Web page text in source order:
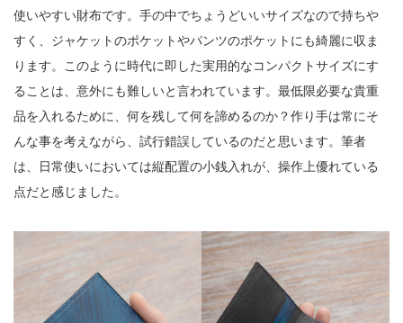
使いやすい財布です。手の中でちょうどいいサイズなので持ちや
すく、ジャケットのポケットやパンツのポケットにも綺麗に収ま
ります。このように時代に即した実用的なコンパクトサイズにす
ることは、意外にも難しいと言われています。最低限必要な貴重
品を入れるために、何を残して何を諦めるのか？作り手は常にそ
んな事を考えながら、試行錯誤しているのだと思います。筆者
は、日常使いにおいては縦配置の小銭入れが、操作上優れている
点だと感じました。